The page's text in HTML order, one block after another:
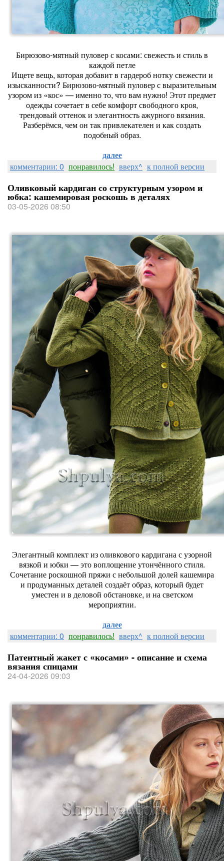
Бирюзово-мятный пуловер с косами: свежесть и стиль в
каждой петле
Ищете вещь, которая добавит в гардероб нотку свежести и
изысканности? Бирюзово-мятный пуловер с выразительным
узором из «кос» — именно то, что вам нужно! Этот предмет
одежды сочетает в себе комфорт свободного кроя,
трендовый оттенок и элегантность ажурного вязания.
Разберёмся, чем он так привлекателен и как создать
подобный образ.
далее
комментарии: 0 понравилось! вверх^ к полной версии
Оливковый кардиган со структурным узором и
юбка: кашемировая роскошь в деталях
03-05-2026 08:50
Элегантный комплект из оливкового кардигана с узорной
вязкой и юбки — это воплощение утончённого стиля.
Сочетание роскошной пряжи с небольшой долей кашемира
и продуманных деталей создаёт образ, который будет
уместен и в деловой обстановке, и на светском
мероприятии.
далее
комментарии: 0 понравилось! вверх^ к полной версии
Патентный жакет с «косами» - описание и схема
вязания спицами
24-04-2026 09:03